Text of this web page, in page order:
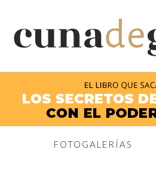
FOTOGALERÍAS